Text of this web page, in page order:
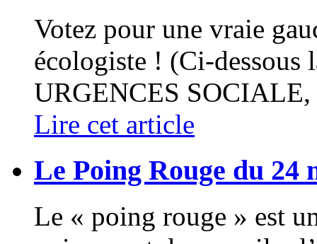
Votez pour une vraie
écologiste ! (Ci-dessous
URGENCES
Lire cet article
Le Poing Rouge du 24
Le « poing rouge » est